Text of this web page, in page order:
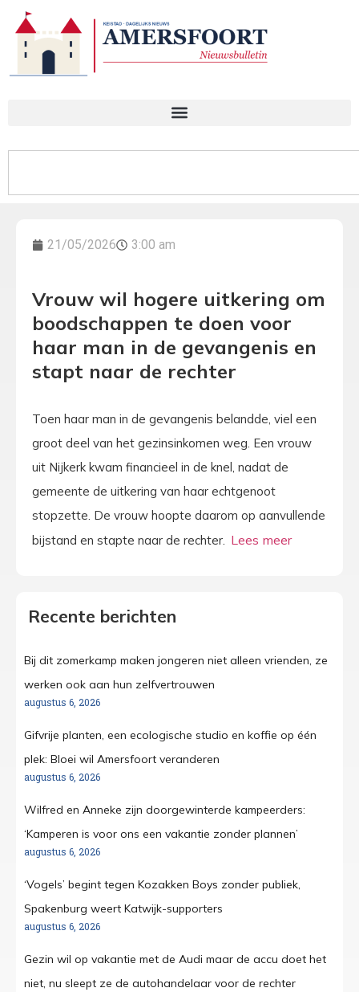
21/05/2026 3:00 am
Vrouw wil hogere uitkering om
boodschappen te doen voor
haar man in de gevangenis en
stapt naar de rechter
Toen haar man in de gevangenis belandde, viel een
groot deel van het gezinsinkomen weg. Een vrouw
uit Nijkerk kwam financieel in de knel, nadat de
gemeente de uitkering van haar echtgenoot
stopzette. De vrouw hoopte daarom op aanvullende
bijstand en stapte naar de rechter.
Recente berichten
Bij dit zomerkamp maken jongeren niet alleen vrienden, ze
werken ook aan hun zelfvertrouwen
augustus 6, 2026
Gifvrije planten, een ecologische studio en koffie op één
plek: Bloei wil Amersfoort veranderen
augustus 6, 2026
Wilfred en Anneke zijn doorgewinterde kampeerders:
‘Kamperen is voor ons een vakantie zonder plannen’
augustus 6, 2026
‘Vogels’ begint tegen Kozakken Boys zonder publiek,
Spakenburg weert Katwijk-supporters
augustus 6, 2026
Gezin wil op vakantie met de Audi maar de accu doet het
niet, nu sleept ze de autohandelaar voor de rechter